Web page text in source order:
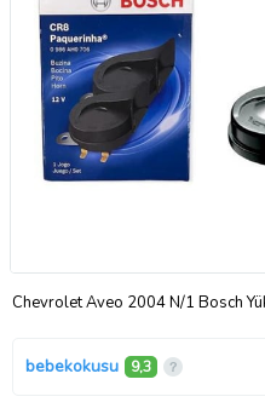
Chevrolet Aveo 2004 N/1 Bosch
bebekokusu 9,3